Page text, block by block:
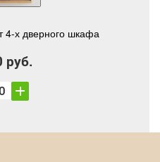
4-х дверного шкафа
руб.